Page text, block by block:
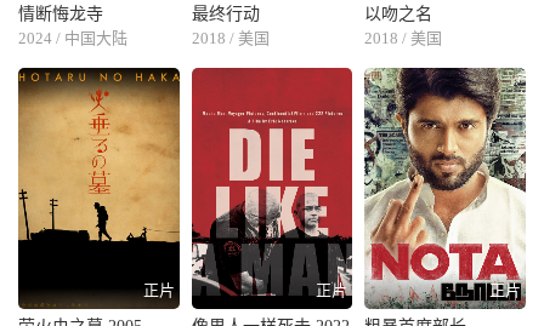
情断悔龙寺
2024 / 中国大陆
最终行动
2018 / 美国
以吻之名
2018 / 美国
正片
正片
正片